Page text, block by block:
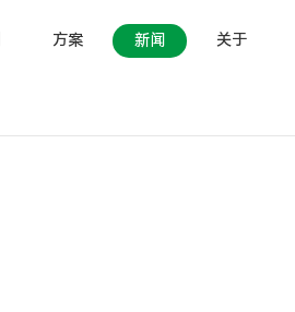
方案 新闻 关于